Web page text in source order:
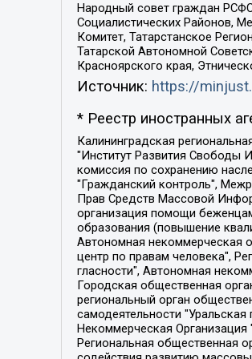
Народный совет граждан
Социалистических Районов,
Комитет, Татарстанское
Татарской Автономной
Красноярского края,
Источник: https://
* Реестр иностранных
Калининградская региональная общественная организация "Экозащита!-Женсовет", Фонд содействия защите прав и свобод граждан "Общественный вердикт", Фонд "Институт Развития Свободы Информации", Частное учреждение "Информационное агентство МЕМО. РУ", Региональная общественная организация "Общественная комиссия по сохранению наследия академика Сахарова", Фонд поддержки свободы прессы, Санкт-Петербургская общественная правозащитная организация "Гражданский контроль", Межрегиональная общественная организация "Информационно-просветительский центр "Мемориал", Региональный Фонд "Центр Защиты Прав Средств Массовой Информации", с 05.12.2023 Фонд "Центр Защиты Прав Средств массовой информации", Региональная общественная благотворительная организация помощи беженцам и мигрантам "Гражданское содействие", Негосударственное образовательное учреждение дополнительного профессионального образования (повышение квалификации) специалистов "АКАДЕМИЯ ПО ПРАВАМ ЧЕЛОВЕКА", Свердловская региональная общественная организация "Сутяжник", Автономная некоммерческая организация "Центр независимых социологических исследований", Союз общественных объединений "Российский исследовательский центр по правам человека", Региональное общественное учреждение научно-информационный центр "МЕМОРИАЛ", Некоммерческая организация "Фонд защиты гласности", Автономная некоммерческая организация "Институт прав человека", Городская общественная организация "Екатеринбургское общество "МЕМОРИАЛ", Городская общественная организация "Рязанское историко-просветительское и правозащитное общество "Мемориал" (Рязанский Мемориал), Челябинский региональный орган общественной самодеятельности – женское общественное объединение "Женщины Евразии", Челябинский региональный орган общественной самодеятельности